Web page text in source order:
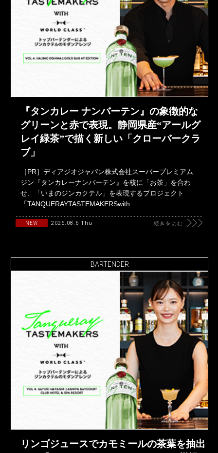
『タンカレー ナンバーテン』の象徴的な
グリーンと赤で表現。静岡県産“アールグ
レイ緑茶”で描く新しい「クローバークラ
ブ」
［PR］ディアジオジャパン株式会社スーパープレミアム
ジン『タンカレーナンバーテン』を核に「お茶」を合わ
せ、「いまのジンカクテル」を表現するプロジェクト
「TANQUERAYTASTEMAKERSwith
NEW 2026.08.6 Thu 続きをよむ
BARTENDER
リンゴジュースでカモミールの茶葉を抽出